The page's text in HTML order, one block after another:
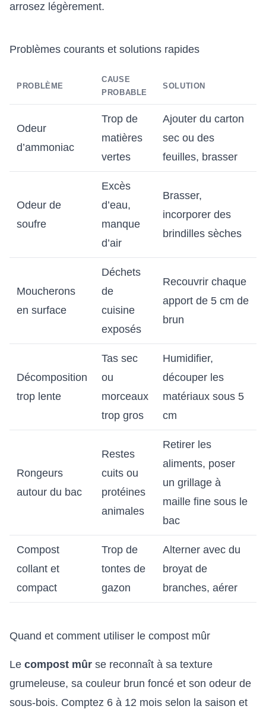
arrosez légèrement.
Problèmes courants et solutions rapides
PROBLÈME
CAUSE
PROBABLE
SOLUTION
Odeur
d’ammoniac
Trop de
matières
vertes
Ajouter du carton
sec ou des
feuilles, brasser
Odeur de
soufre
Excès
d’eau,
manque
d’air
Brasser,
incorporer des
brindilles sèches
Moucherons
en surface
Déchets
de
cuisine
exposés
Recouvrir chaque
apport de 5 cm de
brun
Décomposition
trop lente
Tas sec
ou
morceaux
trop gros
Humidifier,
découper les
matériaux sous 5
cm
Rongeurs
autour du bac
Restes
cuits ou
protéines
animales
Retirer les
aliments, poser
un grillage à
maille fine sous le
bac
Compost
collant et
compact
Trop de
tontes de
gazon
Alterner avec du
broyat de
branches, aérer
Quand et comment utiliser le compost mûr
Le compost mûr se reconnaît à sa texture
grumeleuse, sa couleur brun foncé et son odeur de
sous-bois. Comptez 6 à 12 mois selon la saison et